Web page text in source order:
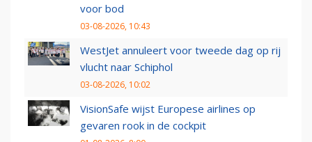
voor bod
03-08-2026, 10:43
WestJet annuleert voor tweede dag op rij
vlucht naar Schiphol
03-08-2026, 10:02
VisionSafe wijst Europese airlines op
gevaren rook in de cockpit